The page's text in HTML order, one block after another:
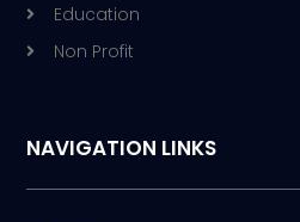
Education
Non Profit
NAVIGATION LINKS